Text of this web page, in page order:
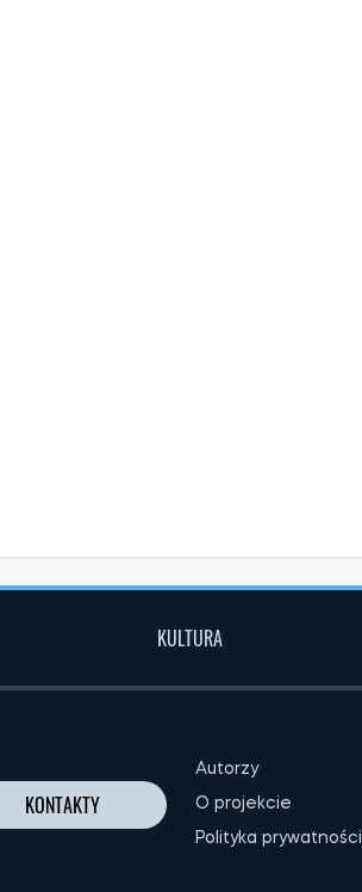
KULTURA
KONTAKTY
Autorzy
O projekcie
Polityka prywatności